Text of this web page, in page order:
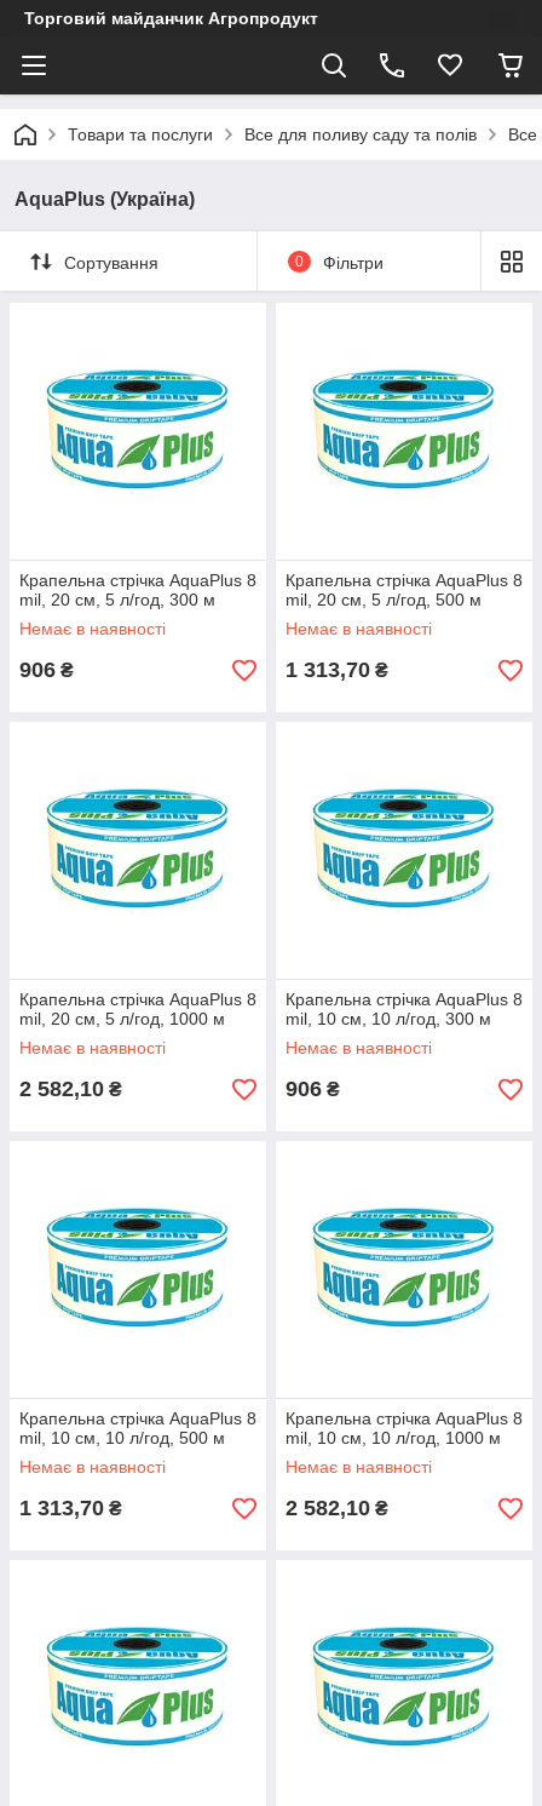
Торговий майданчик Агропродукт
Товари та послуги Все для поливу саду та полів Все
AquaPlus (Україна)
Сортування 0 Фільтри
Крапельна стрічка AquaPlus 8
mil, 20 см, 5 л/год, 300 м
Немає в наявності
906 ₴
Крапельна стрічка AquaPlus 8
mil, 20 см, 5 л/год, 500 м
Немає в наявності
1 313,70 ₴
Крапельна стрічка AquaPlus 8
mil, 20 см, 5 л/год, 1000 м
Немає в наявності
2 582,10 ₴
Крапельна стрічка AquaPlus 8
mil, 10 см, 10 л/год, 300 м
Немає в наявності
906 ₴
Крапельна стрічка AquaPlus 8
mil, 10 см, 10 л/год, 500 м
Немає в наявності
1 313,70 ₴
Крапельна стрічка AquaPlus 8
mil, 10 см, 10 л/год, 1000 м
Немає в наявності
2 582,10 ₴